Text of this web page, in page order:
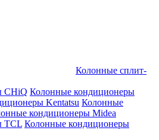
Колонные сплит-
CHiQ Колонные кондиционеры
Kentatsu Колонные
кондиционеры Midea
TCL Колонные кондиционеры